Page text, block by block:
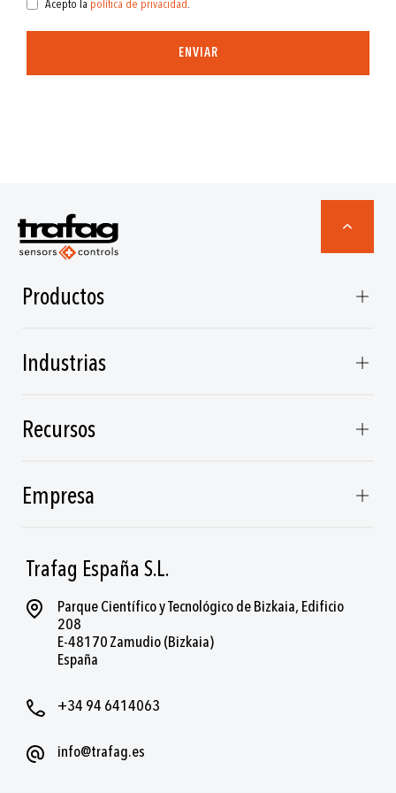
Acepto la política de privacidad.
ENVIAR
Trafag España S.L.
Parque Científico y Tecnológico de Bizkaia, Edificio
208
E-48170 Zamudio (Bizkaia)
España
+34 94 6414063
info@trafag.es
Productos
Industrias
Recursos
Empresa